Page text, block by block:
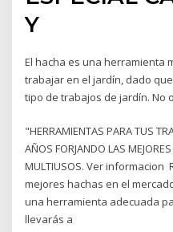
Y
El hacha es una herramienta
trabajar en el jardín, dado
tipo de trabajos de jardín. No
"HERRAMIENTAS PARA TUS
AÑOS FORJANDO LAS
MULTIUSOS. Ver
mejores hachas en el
una herramienta adecuada
llevarás a